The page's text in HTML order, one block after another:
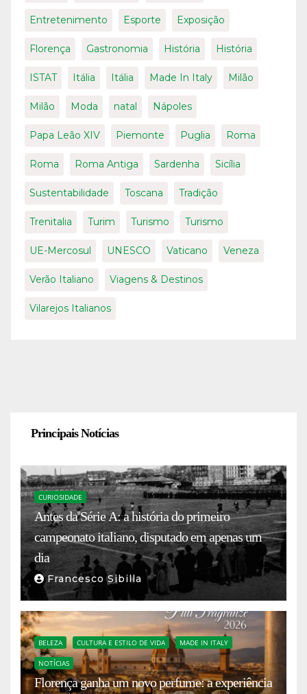
Entretenimento Esporte Exposição
Florença Gastronomia História História
ISTAT Itália Itália Made In Italy Milão
Milão Moda natal Nápoles
Papa Leão XIV Piemonte Puglia Roma
Roma Roma Antiga Sardenha Sicília
Sustentabilidade Toscana Tradição
Trenitalia Turim Turismo Turismo
UE-Mercosul UNESCO Vaticano Veneza
Verão Italiano Viagens & Destinos
Vilarejos Italianos
Principais Notícias
CURIOSIDADE
Antes da Série A: a história do primeiro
campeonato italiano, disputado em apenas um
dia
Francesco Sibilla
BELEZA CULTURA E ESTILO DE VIDA MADE IN ITALY
NOTÍCIAS
Florença ganha um novo perfume: a experiência